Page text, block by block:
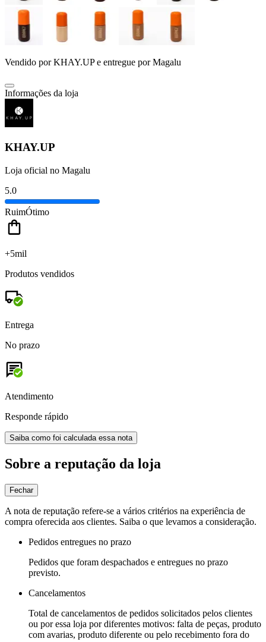
Vendido porKHAY.UPe entregue por Magalu
Informações da loja
KHAY.UP
Loja oficial no Magalu
5.0
RuimÓtimo
+5mil
Produtos vendidos
Entrega
No prazo
Atendimento
Responde rápido
Saiba como foi calculada essa nota
Sobre a reputação da loja
Fechar
A nota de reputação refere-se a vários critérios na experiência de
compra oferecida aos clientes. Saiba o que levamos a consideração.
Pedidos entregues no prazo
Pedidos que foram despachados e entregues no prazo
previsto.
Cancelamentos
Total de cancelamentos de pedidos solicitados pelos clientes
ou por essa loja por diferentes motivos: falta de peças, produto
com avarias, produto diferente ou pelo recebimento fora do